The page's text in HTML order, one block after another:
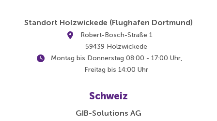
Standort Holzwickede (Flughafen Dortmund)
Robert-Bosch-Straße 1
59439 Holzwickede
Montag bis Donnerstag 08:00 - 17:00 Uhr,
Freitag bis 14:00 Uhr
Schweiz
GIB-Solutions AG